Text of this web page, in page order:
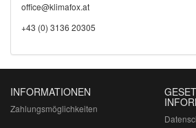
office@klimafox.at
+43 (0) 3136 20305
INFORMATIONEN
Zahlungsmöglichkeiten